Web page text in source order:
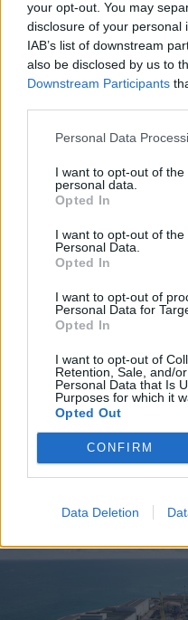
your opt-out. You may
disclosure of your personal
IAB’s list of downstream
also be disclosed by us to
Downstream Participants
Personal Data
I want to opt-out of
personal data.
Opted In
I want to opt-out of the
Personal Data.
Opted In
I want to opt-out of
Personal Data for
Opted In
I want to opt-out of
Retention, Sale, and/
Personal Data that Is
Purposes for which it
Opted Out
CONFIRM
Data Deletion
Condividi
Scegli Moneta